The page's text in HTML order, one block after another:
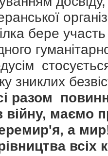
бере участь
зниклих
разом
війну, маємо
а